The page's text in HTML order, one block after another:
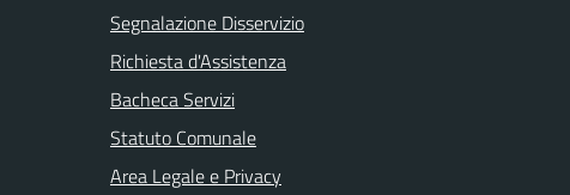
Segnalazione Disservizio
Richiesta d'Assistenza
Bacheca Servizi
Statuto Comunale
Area Legale e Privacy